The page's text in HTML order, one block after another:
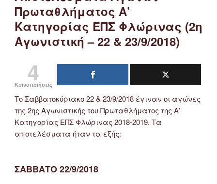
Πρωταθλήματος Α’
Κατηγορίας ΕΠΣ Φλώρινας (2η
Αγωνιστική – 22 & 23/9/2018)
4
Κοινοποιήσεις
Το Σαββατοκύριακο 22 & 23/9/2018 έγιναν οι αγώνες
της 2ης Αγωνιστικής του Πρωταθλήματος της Α’
Κατηγορίας ΕΠΣ Φλώρινας 2018-2019. Τα
αποτελέσματα ήταν τα εξής:
ΣΑΒΒΑΤΟ 22/9/2018